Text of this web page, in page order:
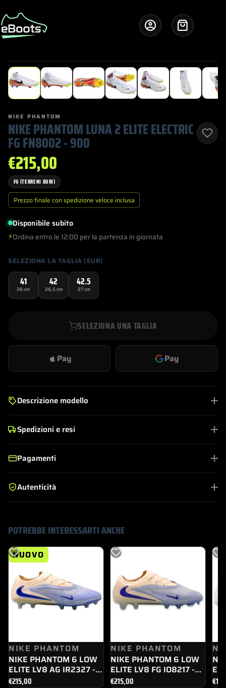
contenuto
Carrello
1/ 8
NIKE PHANTOM
NIKE PHANTOM LUNA 2 ELITE ELECTRIC
FG FN8002 - 900
€215,00
FG (TERRENI DURI)
Prezzo finale con spedizione veloce inclusa
Disponibile subito
⚡Ordina entro le 12:00 per la partenza in giornata
SELEZIONA LA TAGLIA (EUR)
41
26 cm
42
26,5 cm
42.5
27 cm
SELEZIONA UNA TAGLIA
Pay Pay
Descrizione modello
Spedizioni e resi
Pagamenti
Autenticità
POTREBBE INTERESSARTI ANCHE
NUOVO
NIKE PHANTOM
NIKE PHANTOM 6 LOW
ELITE LV8 AG IR2327 -
008
€215,00
NIKE PHANTOM
NIKE PHANTOM 6 LOW
ELITE LV8 FG IO8217 -
008
€215,00
€